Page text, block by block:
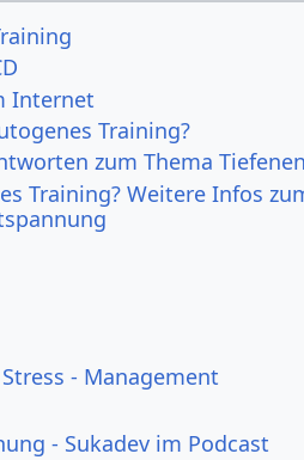
Internet
Training?
zum Thema
Training? Weitere Infos
- Management
- Sukadev im Podcast